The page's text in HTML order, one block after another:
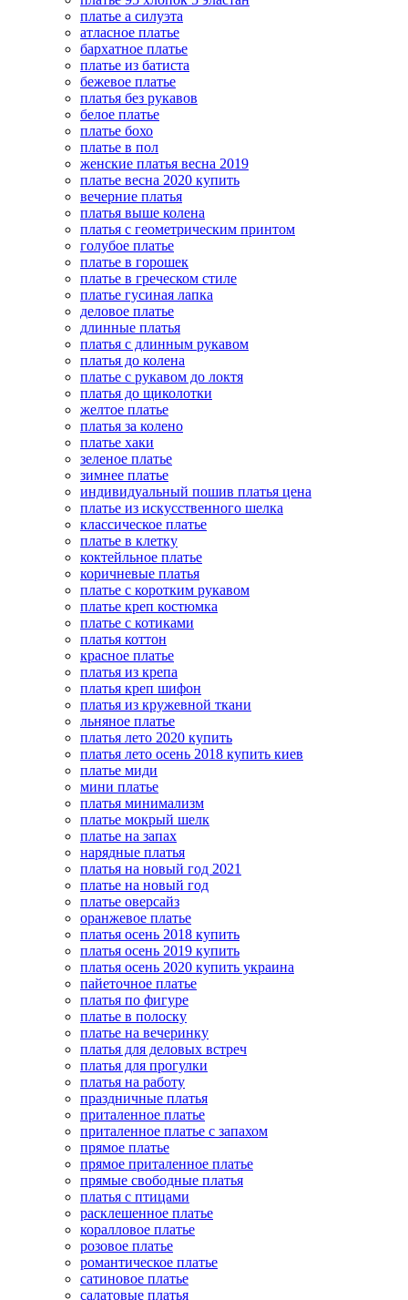
платье а силуэта
атласное платье
бархатное платье
платье из батиста
бежевое платье
платья без рукавов
белое платье
платье бохо
платье в пол
женские платья весна 2019
платье весна 2020 купить
вечерние платья
платья выше колена
платья с геометрическим принтом
голубое платье
платье в горошек
платье в греческом стиле
платье гусиная лапка
деловое платье
длинные платья
платья с длинным рукавом
платья до колена
платье с рукавом до локтя
платья до щиколотки
желтое платье
платья за колено
платье хаки
зеленое платье
зимнее платье
индивидуальный пошив платья цена
платье из искусственного шелка
классическое платье
платье в клетку
коктейльное платье
коричневые платья
платье с коротким рукавом
платье креп костюмка
платье с котиками
платья коттон
красное платье
платья из крепа
платья креп шифон
платья из кружевной ткани
льняное платье
платья лето 2020 купить
платья лето осень 2018 купить киев
платье миди
мини платье
платья минимализм
платье мокрый шелк
платье на запах
нарядные платья
платья на новый год 2021
платье на новый год
платье оверсайз
оранжевое платье
платья осень 2018 купить
платья осень 2019 купить
платья осень 2020 купить украина
пайеточное платье
платья по фигуре
платье в полоску
платье на вечеринку
платья для деловых встреч
платья для прогулки
платья на работу
праздничные платья
приталенное платье
приталенное платье с запахом
прямое платье
прямое приталенное платье
прямые свободные платья
платья с птицами
расклешенное платье
коралловое платье
розовое платье
романтическое платье
сатиновое платье
салатовые платья